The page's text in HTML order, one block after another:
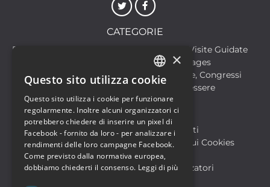
CATEGORIE
Discoteche
Escursioni & Visite Guidate
Food & Beverages
Formazione
Meeting, Fiere, Congressi
Musica, Eventi Live, Club
Salute & Benessere
Sport & Motori
Biglietteria SIAE
Archivio Eventi
Informativa sulla Privacy
Informativa sui Cookies
Condizioni di utilizzo
Help
FAQ Utenti
FAQ Organizzatori
ITALIAN
ENGLISH
×
Questo sito utilizza cookie
Questo sito utilizza i cookie per funzionare
regolarmente. Inoltre alcuni organizzatori ci
potrebbero chiedere di inserire un pixel di
Facebook - fornito da loro - per analizzare i
rendimenti delle loro campagne Facebook.
Come previsto dalla normativa europea,
dobbiamo chiederti il consenso. Leggi di più